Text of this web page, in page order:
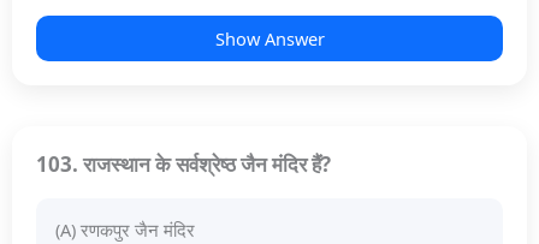
Show Answer
103. राजस्थान के सर्वश्रेष्ठ जैन मंदिर हैं?
(A) रणकपुर जैन मंदिर